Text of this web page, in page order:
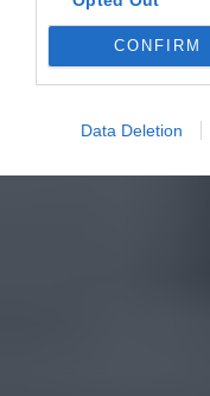
CONFIRM
Data Deletion